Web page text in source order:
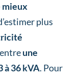
mieux
plus
une
à 36 kVA. Pour